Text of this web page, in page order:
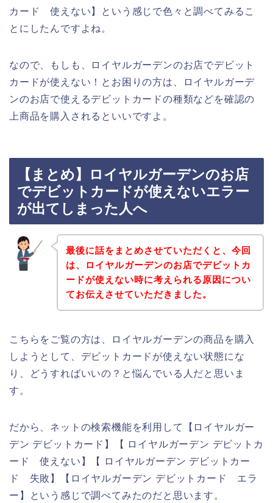
カード 使えない】という感じで色々と調べてみるこ
とにしたんですよね。
なので、もしも、ロイヤルガーデンのお店でデビット
カードが使えない！とお困りの方は、ロイヤルガーデ
ンのお店で使えるデビットカードの種類などを確認の
上商品を購入されるといいですよ。
【まとめ】ロイヤルガーデンのお店
でデビットカードが使えないエラー
が出てしまった人へ
最後に話をまとめさせていただくと、今回
は、ロイヤルガーデンのお店でデビットカ
ードが使えない時に考えられる原因につい
てお伝えさせていただきました。
こちらをご覧の方は、ロイヤルガーデンの商品を購入
しようとして、デビットカードが使えない状態にな
り、どうすればいいの？と悩んでいる人だと思いま
す。
だから、ネットの検索機能を利用して【ロイヤルガー
デン デビットカード】【 ロイヤルガーデン デビットカ
ード 使えない】【 ロイヤルガーデン デビットカー
ド 失敗】【ロイヤルガーデン デビットカード エラ
ー】という感じで調べてみたのだと思います。